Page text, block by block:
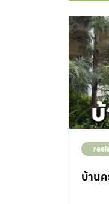
บ้าน